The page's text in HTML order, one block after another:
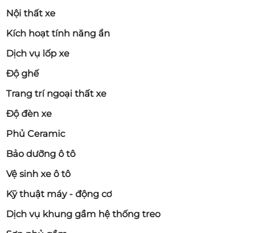
Nội thất xe
Kích hoạt tính năng ẩn
Dịch vụ lốp xe
Độ ghế
Trang trí ngoại thất xe
Độ đèn xe
Phủ Ceramic
Bảo dưỡng ô tô
Vệ sinh xe ô tô
Kỹ thuật máy - động cơ
Dịch vụ khung gầm hệ thống treo